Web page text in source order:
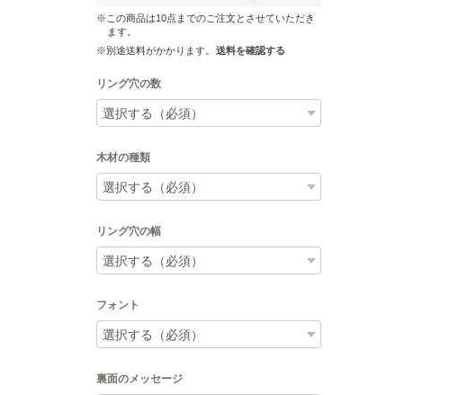
※この商品は10点までのご注文とさせていただき
ます。
※別途送料がかかります。 送料を確認する
リング穴の数
木材の種類
リング穴の幅
フォント
裏面のメッセージ